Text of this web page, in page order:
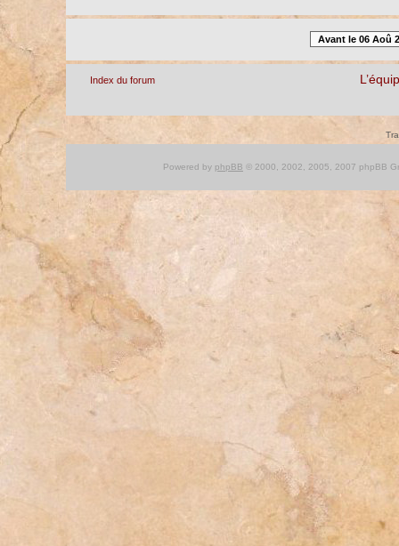
Avant le 06 Aoû
Index du forum
Powered by phpBB © 2000, 2002, 2005, 2007 phpBB